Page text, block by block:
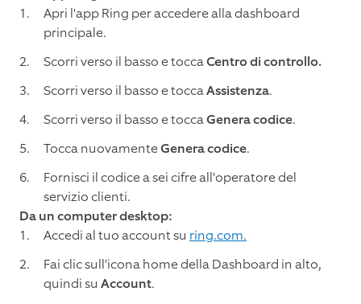
Apri l'app Ring per accedere alla dashboard
principale.
Scorri verso il basso e toccaCentro di controllo.
Scorri verso il basso e toccaAssistenza.
Scorri verso il basso e toccaGenera codice.
Tocca nuovamenteGenera codice.
Fornisci il codice a sei cifre all'operatore del
servizio clienti.
Da un computer desktop:
Accedi al tuo account su ring.com.
Fai clic sull'icona home della Dashboard in alto,
quindi su Account.